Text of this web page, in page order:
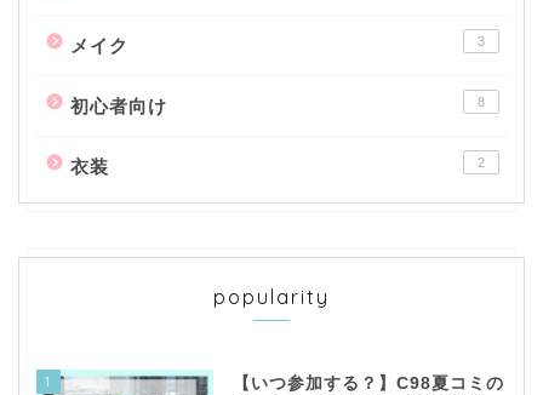
メイク 3
初心者向け 8
衣装 2
popularity
1
【いつ参加する？】C98夏コミの